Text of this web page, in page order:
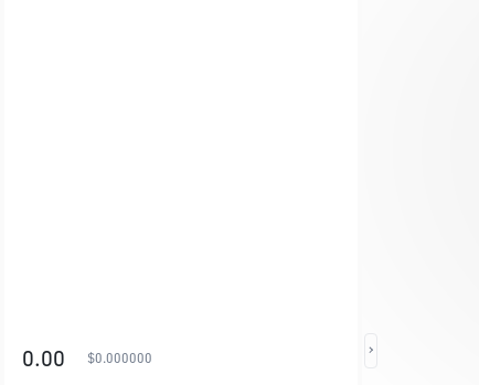
0.00 $0.000000